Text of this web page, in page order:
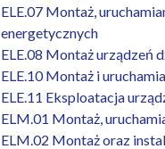
ELE.07 Montaż,
energetycznych
ELE.08 Montaż urządzeń
ELE.10 Montaż i
ELE.11 Eksploatacja
ELM.01 Montaż,
ELM.02 Montaż oraz